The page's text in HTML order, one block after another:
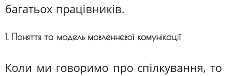
багатьох працівників.
1. Поняття та модель мовленнєвої комунікації
Коли ми говоримо про спілкування, то